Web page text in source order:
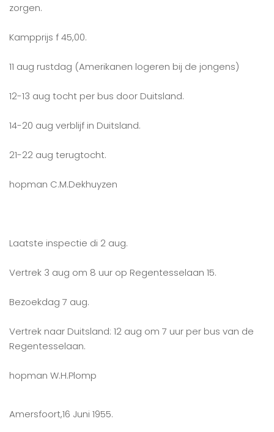
zorgen.
Kampprijs f 45,00.
11 aug rustdag (Amerikanen logeren bij de jongens)
12-13 aug tocht per bus door Duitsland.
14-20 aug verblijf in Duitsland.
21-22 aug terugtocht.
hopman C.M.Dekhuyzen
Laatste inspectie di 2 aug.
Vertrek 3 aug om 8 uur op Regentesselaan 15.
Bezoekdag 7 aug.
Vertrek naar Duitsland: 12 aug om 7 uur per bus van de
Regentesselaan.
hopman W.H.Plomp
Amersfoort,16 Juni 1955.